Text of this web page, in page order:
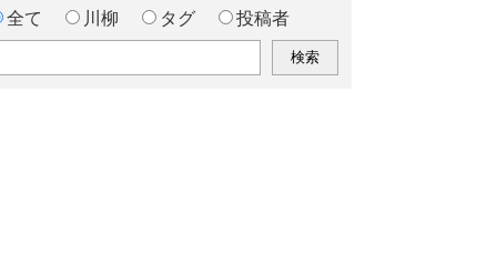
全て 川柳 タグ 投稿者